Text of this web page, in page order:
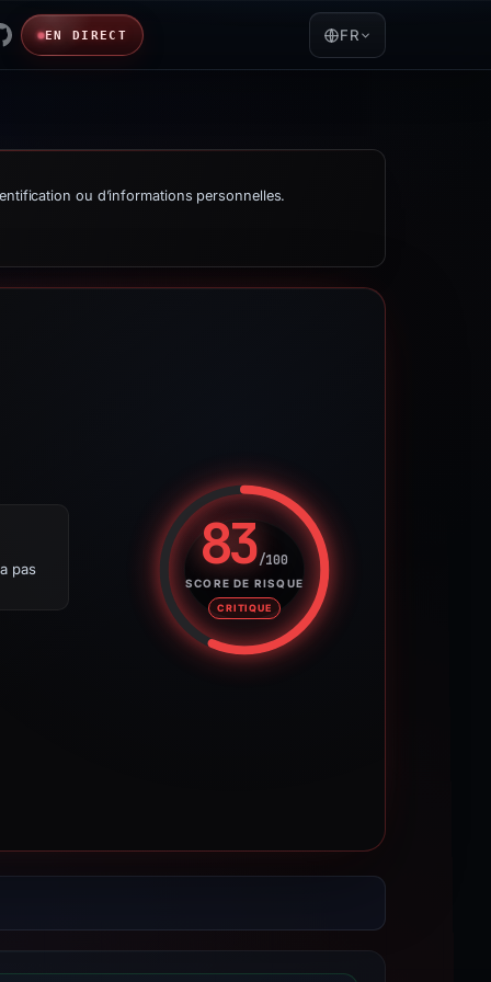
EN DIRECT FR
ou d’informations personnelles.
pas 83/100
SCORE DE RISQUE
CRITIQUE
Score de risque : 83 sur 100.